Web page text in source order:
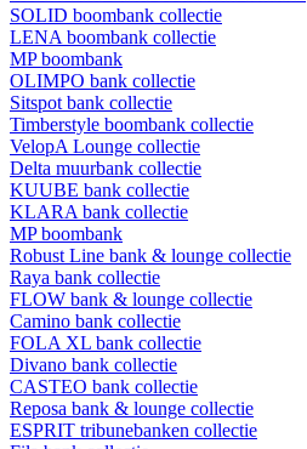
SOLID boombank collectie
LENA boombank collectie
MP boombank
OLIMPO bank collectie
Sitspot bank collectie
Timberstyle boombank collectie
VelopA Lounge collectie
Delta muurbank collectie
KUUBE bank collectie
KLARA bank collectie
MP boombank
Robust Line bank & lounge collectie
Raya bank collectie
FLOW bank & lounge collectie
Camino bank collectie
FOLA XL bank collectie
Divano bank collectie
CASTEO bank collectie
Reposa bank & lounge collectie
ESPRIT tribunebanken collectie